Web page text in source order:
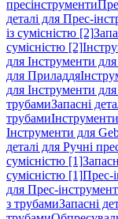
пресінструменти
деталі для Прес-
із сумісністю [2]
сумісністю [2]
для Інструменти
для Приладдя
для Інструменти
трубамиЗапасні
трубами
Інструменти для
деталі для Ручні
сумісністю [1]
сумісністю [1]Прес-
для Прес-
з трубамиЗапасні